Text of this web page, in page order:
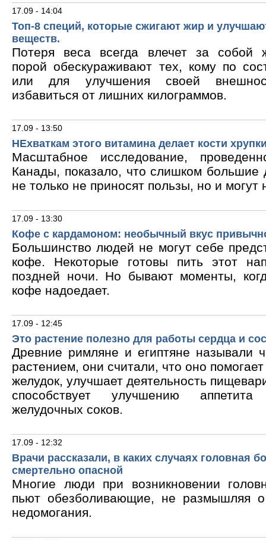
17.09 - 14:04
Топ-8 специй, которые сжигают жир и
веществ.
Потеря веса всегда влечет за собой
порой обескураживают тех, кому по
или для улучшения своей
избавиться от лишних килограммов.
17.09 - 13:50
НЕхваткам этого витамина делает кости
Масштабное исследование,
Канады, показало, что слишком большие
не только не приносят пользы, но и могут
17.09 - 13:30
Кофе с кардамоном: необычный вкус
Большинство людей не могут себе
кофе. Некоторые готовы пить этот
поздней ночи. Но бывают моменты,
кофе надоедает.
17.09 - 12:45
Это растение полезно для работы сердца и
Древние римляне и египтяне называли
растением, они считали, что оно
желудок, улучшает деятельность
способствует улучшению
желудочных соков.
17.09 - 12:32
Врачи рассказали, в каких случаях головная
смертельно опасной
Многие люди при возникновении
пьют обезболивающие, не размышляя о
недомогания.